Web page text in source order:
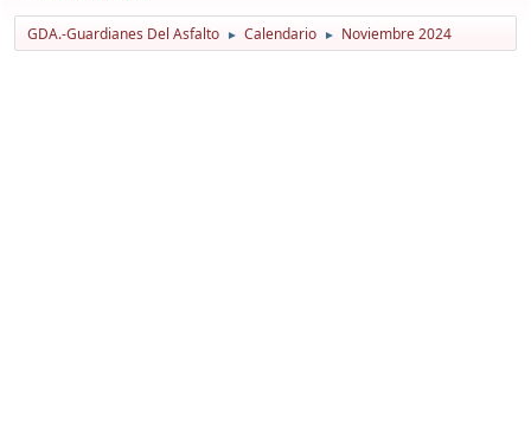
GDA.-Guardianes Del Asfalto ► Calendario ► Noviembre 2024